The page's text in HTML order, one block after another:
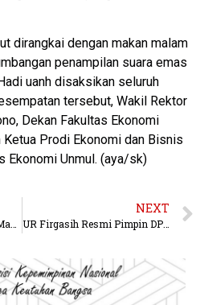
dirangkai dengan makan malam
penampilan suara emas
uanh disaksikan seluruh
tersebut, Wakil Rektor
Dekan Fakultas Ekonomi
Ketua Prodi Ekonomi dan Bisnis
Ekonomi Unmul. (aya/sk)
NEXT
UR Firgasih Resmi Pimpin DPRD Kutim